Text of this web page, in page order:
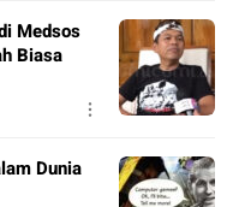
Medsos
Biasa
Dunia